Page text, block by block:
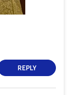
REPLY